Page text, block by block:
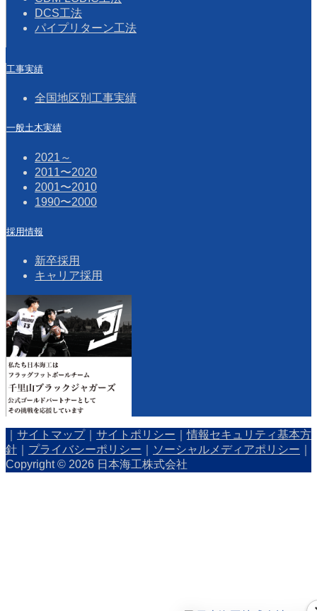
DCS工法
パイプリターン工法
工事実績
全国地区別工事実績
一般土木実績
2021～
2011〜2020
2001〜2010
1990〜2000
採用情報
新卒採用
キャリア採用
サイトマップ｜ サイトポリシー ｜情報セキュリティ基本方
針
プライバシーポリシー ソーシャルメディアポリシー
Copyright © 2026 日本海工株式会社